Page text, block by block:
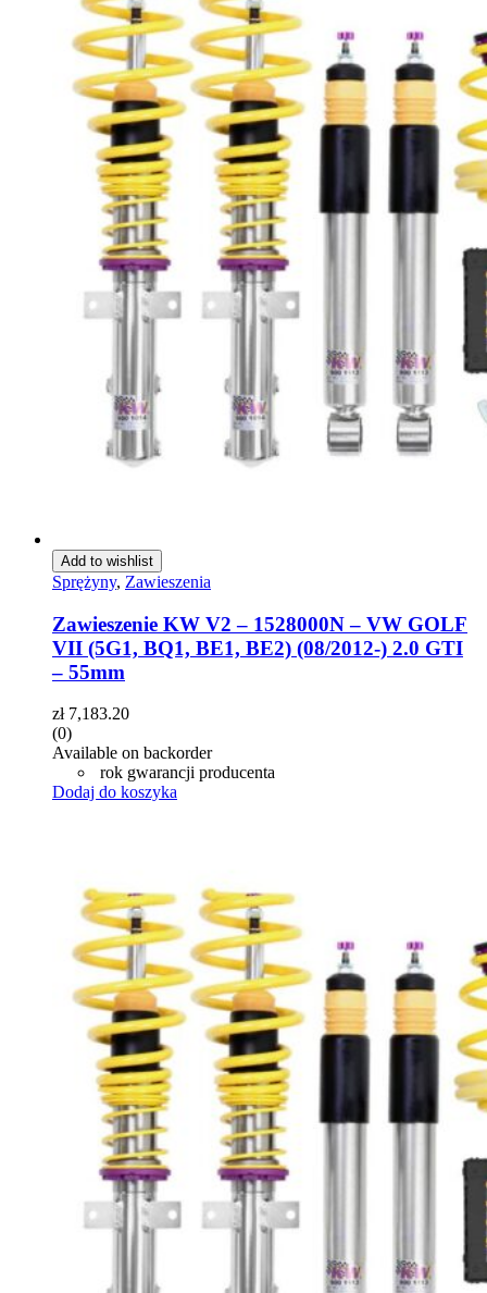
Add to wishlist
Sprężyny, Zawieszenia
Zawieszenie KW V2 – 1528000N – VW GOLF
VII (5G1, BQ1, BE1, BE2) (08/2012-) 2.0 GTI
– 55mm
zł7,183.20
(0)
Available on backorder
rok gwarancji producenta
Dodaj do koszyka